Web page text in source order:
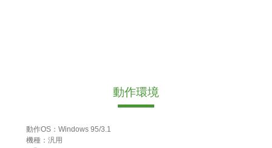
動作環境
動作OS：Windows 95/3.1
機種：汎用